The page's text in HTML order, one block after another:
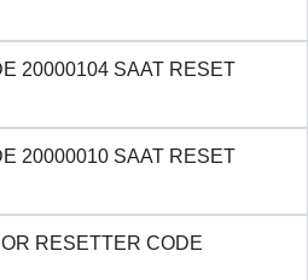
20000104 SAAT RESET
20000010 SAAT RESET
RESETTER CODE